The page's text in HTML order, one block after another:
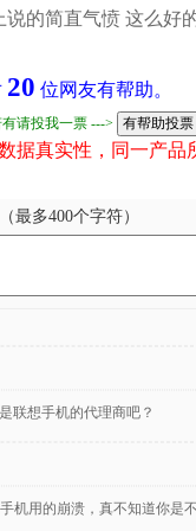
说的简直气愤 这么好
20 位网友有帮助。
请投我一票 --->
据真实性，同一产
最多400个字符）
联想手机的代理商吧？
机用的崩溃，真不知道你是